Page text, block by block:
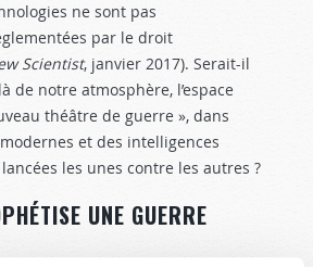
ne sont pas
par le droit
Scientist, janvier 2017). Serait-il
de notre atmosphère, l’espace
théâtre de guerre », dans
et des intelligences
les unes contre les autres ?
UNE GUERRE